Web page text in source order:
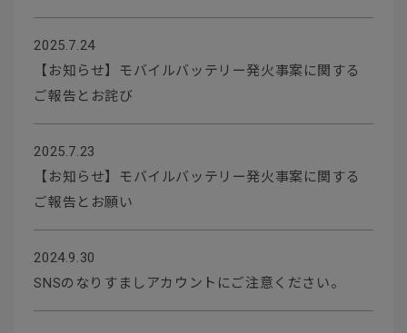
2025.7.24
【お知らせ】モバイルバッテリー発火事案に関する
ご報告とお詫び
2025.7.23
【お知らせ】モバイルバッテリー発火事案に関する
ご報告とお願い
2024.9.30
SNSのなりすましアカウントにご注意ください。